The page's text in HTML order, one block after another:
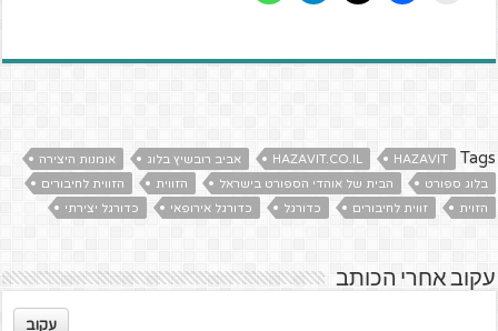
Tags
HAZAVIT
HAZAVIT.CO.IL אביב רובשיץ בלוג
אומנות היצירה
בלוג ספורט
הבית של אוהדי הספורט בישראל הזווית
הזווית לחיבורים
הזוית
זווית לחיבורים כדורגל כדורגל אירופאי כדורגל יצירתי
עקוב אחרי הכותב
עקוב